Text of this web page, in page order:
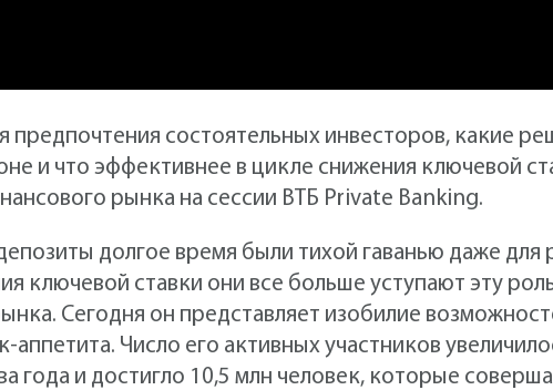
предпочтения состоятельных инвесторов, какие
и что эффективнее в цикле снижения ключевой
рынка на сессии ВТБ Private Banking.
долгое время были тихой гаванью даже
ключевой ставки они все больше уступают эту
Сегодня он представляет изобилие
аппетита. Число его активных участников
года и достигло 10,5 млн человек, которые